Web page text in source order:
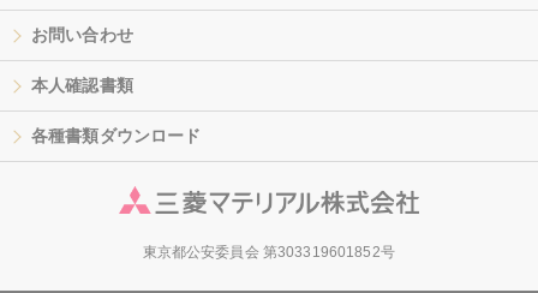
お問い合わせ
本人確認書類
各種書類ダウンロード
東京都公安委員会 第303319601852号